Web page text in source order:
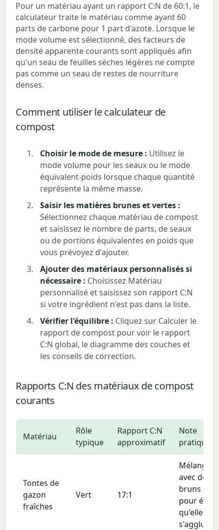
Pour un matériau ayant un rapport C:N de 60:1, le
calculateur traite le matériau comme ayant 60
parts de carbone pour 1 part d'azote. Lorsque le
mode volume est sélectionné, des facteurs de
densité apparente courants sont appliqués afin
qu'un seau de feuilles sèches légères ne compte
pas comme un seau de restes de nourriture
denses.
Comment utiliser le calculateur de
compost
Choisir le mode de mesure : Utilisez le
mode volume pour les seaux ou le mode
équivalent-poids lorsque chaque quantité
représente la même masse.
Saisir les matières brunes et vertes :
Sélectionnez chaque matériau de compost
et saisissez le nombre de parts, de seaux
ou de portions équivalentes en poids que
vous prévoyez d'ajouter.
Ajouter des matériaux personnalisés si
nécessaire : Choisissez Matériau
personnalisé et saisissez son rapport C:N
si votre ingrédient n'est pas dans la liste.
Vérifier l'équilibre : Cliquez sur Calculer le
rapport de compost pour voir le rapport
C:N global, le diagramme des couches et
les conseils de correction.
Rapports C:N des matériaux de compost
courants
Matériau
Rôle
typique
Rapport C:N
approximatif
Note
pratique
Tontes de
gazon
fraîches
Vert 17:1
Mélanger
avec des
bruns secs
pour
qu'elles ne